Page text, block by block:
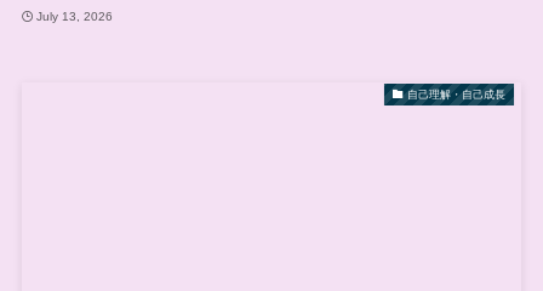
July 13, 2026
自己理解・自己成長